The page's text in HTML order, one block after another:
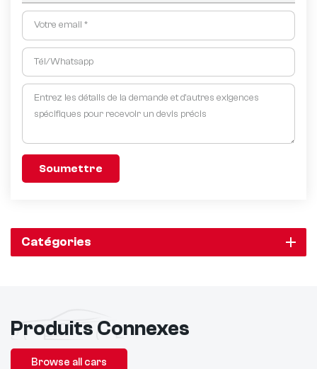
Soumettre
Catégories
Produits Connexes
Browse all cars